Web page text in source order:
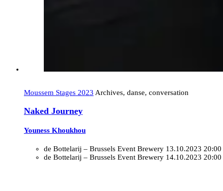
Moussem Stages 2023 Archives, danse, conversation
Naked Journey
Youness Khoukhou
de Bottelarij – Brussels Event Brewery 13.10.2023 20:00
de Bottelarij – Brussels Event Brewery 14.10.2023 20:00